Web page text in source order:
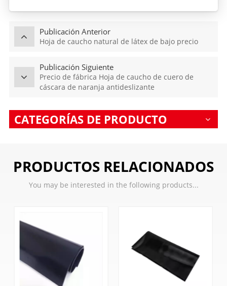
Publicación Anterior
Hoja de caucho natural de látex de bajo precio
Publicación Siguiente
Precio de fábrica Hoja de caucho de cuero de
cáscara de naranja antideslizante
CATEGORÍAS DE PRODUCTO
PRODUCTOS RELACIONADOS
You may be interested in the following products...